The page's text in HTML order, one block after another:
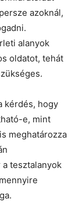
azoknál,
alanyok
oldatot, tehát
kérdés, hogy
e, mint
meghatározza
tesztalanyok